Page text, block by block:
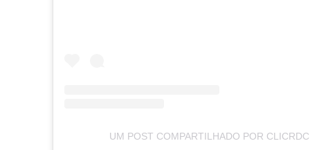
UM POST COMPARTILHADO POR